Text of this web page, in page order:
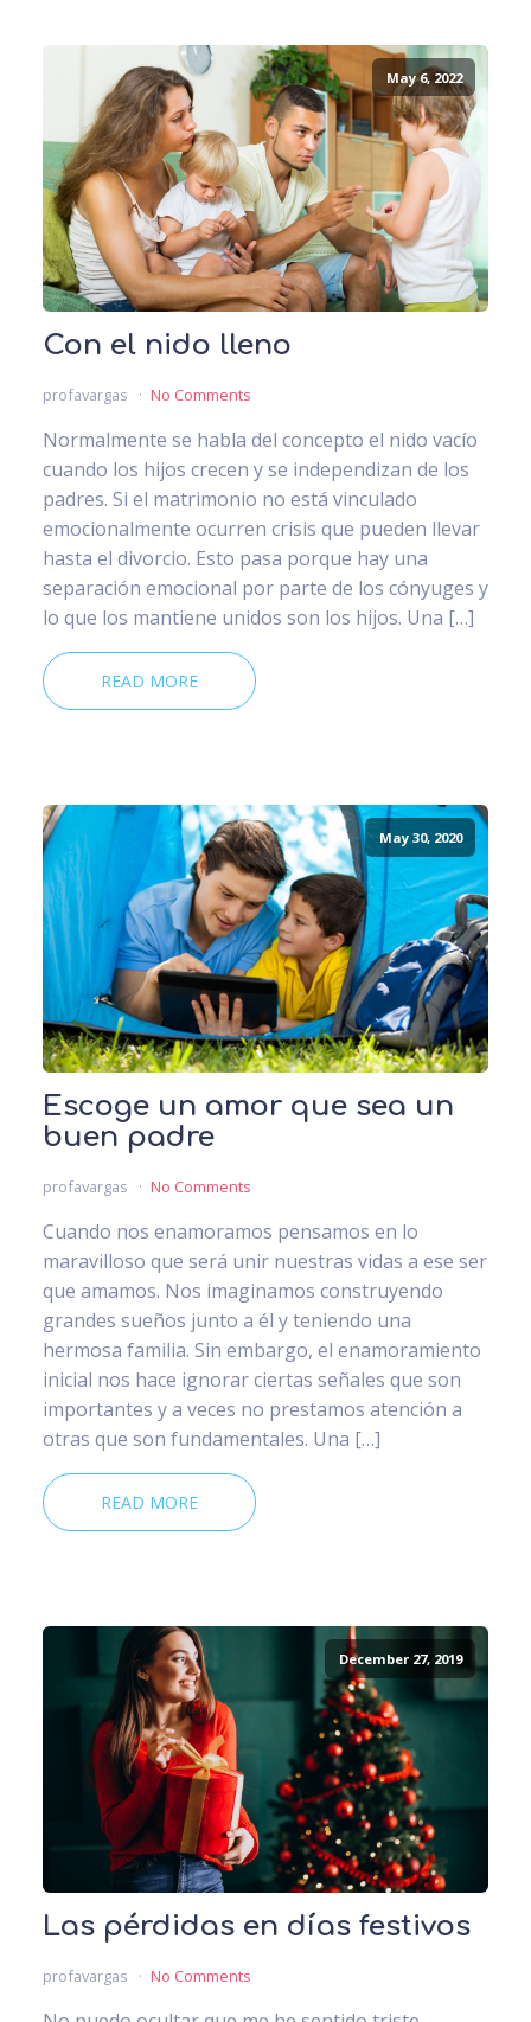
May 6, 2022
Con el nido lleno
profavargas No Comments
Normalmente se habla del concepto el nido vacío
cuando los hijos crecen y se independizan de los
padres. Si el matrimonio no está vinculado
emocionalmente ocurren crisis que pueden llevar
hasta el divorcio. Esto pasa porque hay una
separación emocional por parte de los cónyuges y
lo que los mantiene unidos son los hijos. Una […]
READ MORE
May 30, 2020
Escoge un amor que sea un
buen padre
profavargas No Comments
Cuando nos enamoramos pensamos en lo
maravilloso que será unir nuestras vidas a ese ser
que amamos. Nos imaginamos construyendo
grandes sueños junto a él y teniendo una
hermosa familia. Sin embargo, el enamoramiento
inicial nos hace ignorar ciertas señales que son
importantes y a veces no prestamos atención a
otras que son fundamentales. Una […]
READ MORE
December 27, 2019
Las pérdidas en días festivos
profavargas No Comments